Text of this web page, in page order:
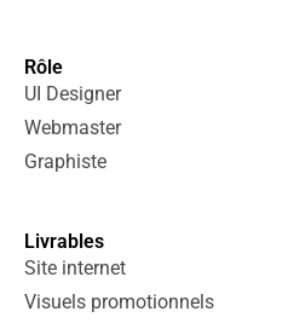
Rôle
UI Designer
Webmaster
Graphiste
Livrables
Site internet
Visuels promotionnels